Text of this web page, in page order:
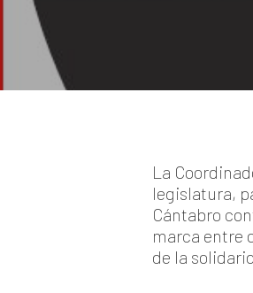
La
legislatura,
Cántabro
marca entre
de la